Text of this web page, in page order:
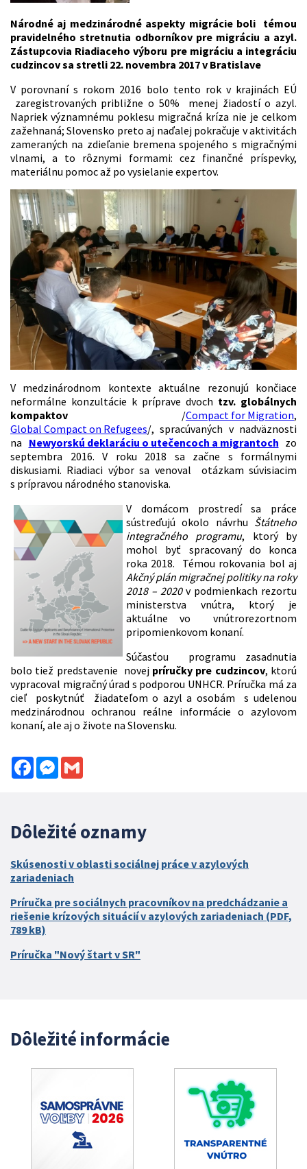
Národné aj medzinárodné aspekty migrácie boli témou
pravidelného stretnutia odborníkov pre migráciu a azyl.
Zástupcovia Riadiaceho výboru pre migráciu a integráciu
cudzincov sa stretli 22. novembra 2017 v Bratislave
V porovnaní s rokom 2016 bolo tento rok v krajinách EÚ
zaregistrovaných približne o 50% menej žiadostí o azyl.
Napriek významnému poklesu migračná kríza nie je celkom
zažehnaná; Slovensko preto aj naďalej pokračuje v aktivitách
zameraných na zdieľanie bremena spojeného s migračnými
vlnami, a to rôznymi formami: cez finančné príspevky,
materiálnu pomoc až po vysielanie expertov.
V medzinárodnom kontexte aktuálne rezonujú končiace
neformálne konzultácie k príprave dvoch tzv. globálnych
kompaktov /Compact for Migration,
Global Compact on Refugees/, spracúvaných v nadväznosti
na Newyorskú deklaráciu o utečencoch a migrantoch zo
septembra 2016. V roku 2018 sa začne s formálnymi
diskusiami. Riadiaci výbor sa venoval otázkam súvisiacim
s prípravou národného stanoviska.
V domácom prostredí sa práce
sústreďujú okolo návrhu Štátneho
integračného programu, ktorý by
mohol byť spracovaný do konca
roka 2018. Témou rokovania bol aj
Akčný plán migračnej politiky na roky
2018 – 2020v podmienkach rezortu
ministerstva vnútra, ktorý je
aktuálne vo vnútrorezortnom
pripomienkovom konaní.
Súčasťou programu zasadnutia
bolo tiež predstavenie novej príručky pre cudzincov, ktorú
vypracoval migračný úrad s podporou UNHCR. Príručka má za
cieľ poskytnúť žiadateľom o azyl a osobám s udelenou
medzinárodnou ochranou reálne informácie o azylovom
konaní, ale aj o živote na Slovensku.
FacebookMessenger
Dôležité oznamy
Skúsenosti v oblasti sociálnej práce v azylových
zariadeniach
Príručka pre sociálnych pracovníkov na predchádzanie a
riešenie krízových situácií v azylových zariadeniach (PDF,
789 kB)
Príručka "Nový štart v SR"
Dôležité informácie